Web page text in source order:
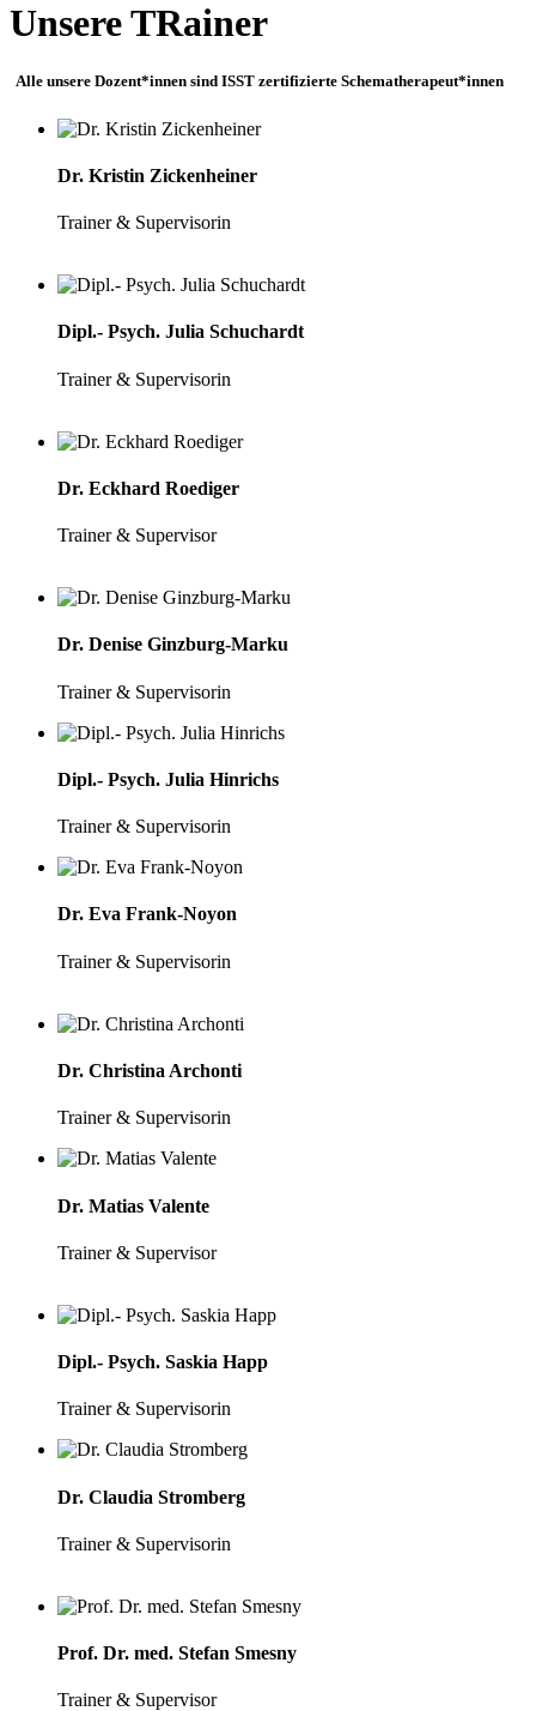
Unsere TRainer
Alle unsere Dozent*innen sind ISST zertifizierte Schematherapeut*innen
Dr. Kristin Zickenheiner
Trainer & Supervisorin
Dipl.- Psych. Julia Schuchardt
Trainer & Supervisorin
Dr. Eckhard Roediger
Trainer & Supervisor
Dr. Denise Ginzburg-Marku
Trainer & Supervisorin
Dipl.- Psych. Julia Hinrichs
Trainer & Supervisorin
Dr. Eva Frank-Noyon
Trainer & Supervisorin
Dr. Christina Archonti
Trainer & Supervisorin
Dr. Matias Valente
Trainer & Supervisor
Dipl.- Psych. Saskia Happ
Trainer & Supervisorin
Dr. Claudia Stromberg
Trainer & Supervisorin
Prof. Dr. med. Stefan Smesny
Trainer & Supervisor